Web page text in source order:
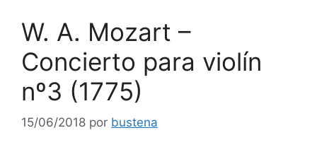
W. A. Mozart –
Concierto para violín
nº3 (1775)
15/06/2018 por bustena